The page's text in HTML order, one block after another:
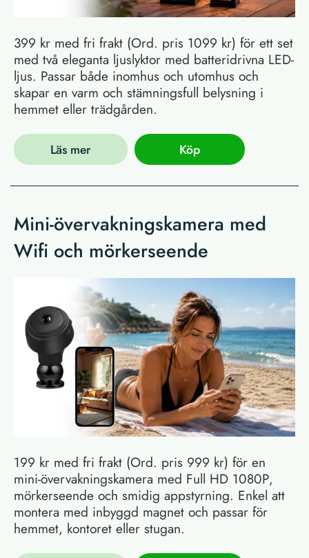
399 kr med fri frakt (Ord. pris 1099 kr) för ett set
med två eleganta ljuslyktor med batteridrivna LED-
ljus. Passar både inomhus och utomhus och
skapar en varm och stämningsfull belysning i
hemmet eller trädgården.
Läs mer Köp
Mini-övervakningskamera med
Wifi och mörkerseende
199 kr med fri frakt (Ord. pris 999 kr) för en
mini-övervakningskamera med Full HD 1080P,
mörkerseende och smidig appstyrning. Enkel att
montera med inbyggd magnet och passar för
hemmet, kontoret eller stugan.